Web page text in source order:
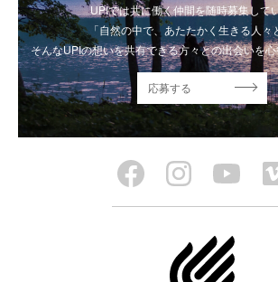
UPIでは共に働く仲間を随時募集して
「自然の中で、あたたかく生きる人々
そんなUPIの想いを共有できる方々との出会いを
応募する